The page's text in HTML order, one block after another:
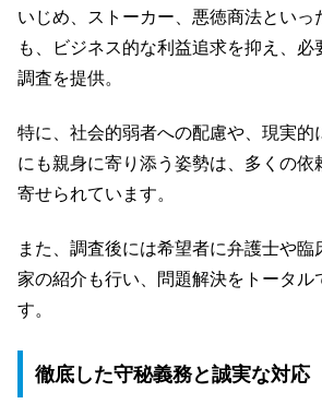
いじめ、ストーカー、悪徳商法といっ
も、ビジネス的な利益追求を抑え、
調査を提供。
特に、社会的弱者への配慮や、現実的
にも親身に寄り添う姿勢は、多くの依
寄せられています。
また、調査後には希望者に弁護士や臨
家の紹介も行い、問題解決をトータル
す。
徹底した守秘義務と誠実な対応